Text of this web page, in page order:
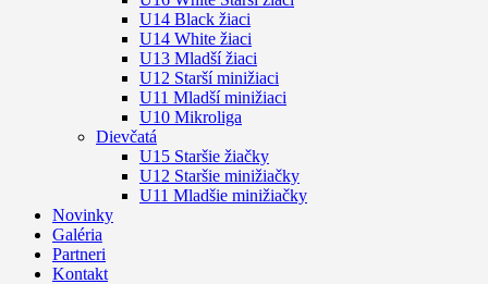
U14 Black žiaci
U14 White žiaci
U13 Mladší žiaci
U12 Starší minižiaci
U11 Mladší minižiaci
U10 Mikroliga
Dievčatá
U15 Staršie žiačky
U12 Staršie minižiačky
U11 Mladšie minižiačky
Novinky
Galéria
Partneri
Kontakt